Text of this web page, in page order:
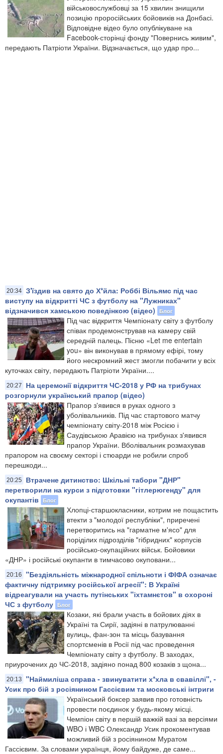
військовослужбовці за 15 хвилин знищили
позицію проросійських бойовиків на Донбасі.
Відповідне відео було опублікуване на
Facebook-сторінці фонду "Повернись живим",
передають Патріоти України. Відзначається, що удар про...
20:34 З'їздив на свято до Х*йла: Роббі Вільямс під час
виступу на відкритті ЧС з футболу на "Лужниках"
відзначився хамською поведінкою (відео)
Блог
Під час відкриття Чемпіонату світу з футболу
співак продемонстрував на камеру свій
середній палець. Пісню «Let me entertain
you» він виконував в прямому ефірі, тому
його нескромний жест змогли побачити у всіх
куточках світу, передають Патріоти України....
20:27
На церемонії відкриття ЧС-2018 у РФ на трибунах
розгорнули український прапор (відео)
Прапор з'явився в руках одного з
уболівальників. Під час стартового матчу
чемпіонату світу-2018 між Росією і
Саудівською Аравією на трибунах з'явився
прапор України. Вболівальник розмахував
прапором на своєму секторі і стюарди не робили спроб
перешкоди...
20:25
Втрачене дитинство: Шкільні табори "ДНР"
перетворили на курси з підготовки "гітлерюгенду" для
окупантів
Блог
Хлопці-старшокласники, котрим не пощастить
втекти з "молодої республіки", приречені
перетворитись на "гарматне м'ясо" для
поріділих підрозділів "гібридних" корпусів
російсько-окупаційних військ. Бойовики
«ДНР» і російські окупанти в тимчасово окуповани...
20:16
"Бездіяльність міжнародної спільноти і ФІФА означає
фактичну підтримку російської агресії": В Україні
відреагували на участь путінських "іхтамнєтов" в охороні
ЧС з футболу Блог
Козаки, які брали участь в бойових діях в
Україні та Сирії, задіяні в патрулюванні
вулиць, фан-зон та місць базування
спортсменів в Росії під час проведення
Чемпіонату світу з футболу. В заходах,
приурочених до ЧС-2018, задіяно понад 800 козаків з щона...
20:13
"Наймиліша справа - звинуватити х*хла в свавіллі", -
Усик про бій з росіянином Гассієвим​ та московські інтриги​
Український боксер заявив про готовність
провести поєдинок у будь-якому місці.
Чемпіон світу в першій важкій вазі за версіями
WBO і WBC Олександр Усик прокоментував
можливий бій з росіянином Муратом
Гассієвим. За словами українця, йому байдуже, де саме...